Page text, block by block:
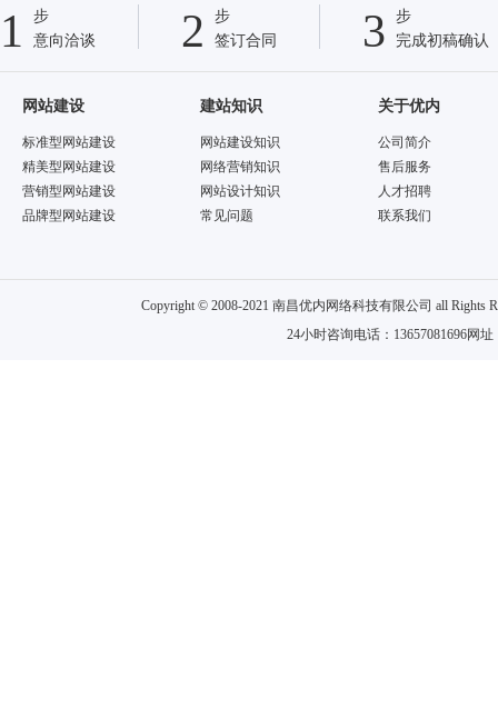
1
步
意向洽谈
2
步
签订合同
3
步
完成初稿确认
网站建设
标准型网站建设
精美型网站建设
营销型网站建设
品牌型网站建设
建站知识
网站建设知识
网络营销知识
网站设计知识
常见问题
关于优内
公司简介
售后服务
人才招聘
联系我们
Copyright © 2008-2021 南昌优内网络科技有限公司 all
24小时咨询电话：13657081696网